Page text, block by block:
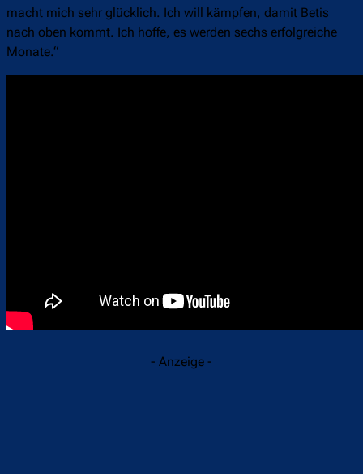
macht mich sehr glücklich. Ich will kämpfen, damit Betis
nach oben kommt. Ich hoffe, es werden sechs erfolgreiche
Monate.“
- Anzeige -